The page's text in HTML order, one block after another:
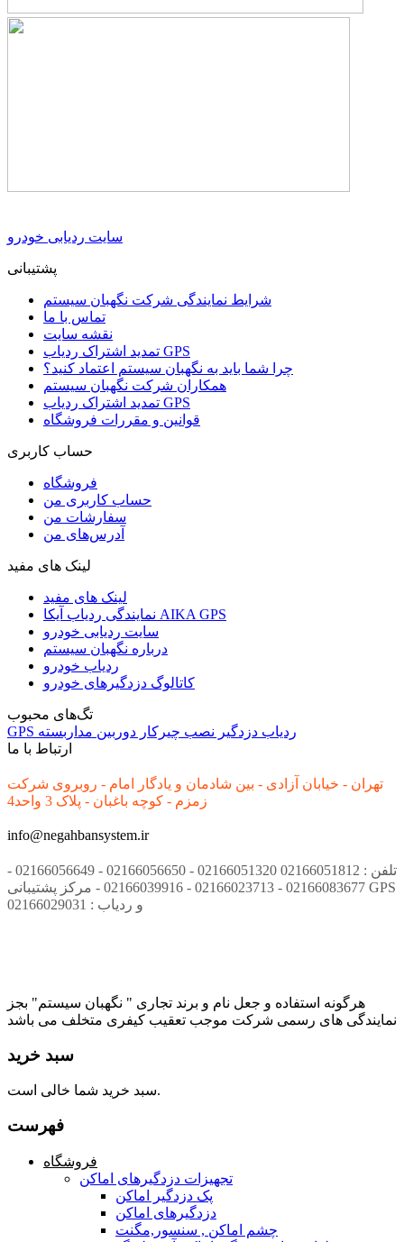
سایت ردیابی خودرو
پشتیبانی
شرایط نمایندگی شرکت نگهبان سیستم
تماس با ما
نقشه سایت
تمدید اشتراک ردیاب GPS
چرا شما باید به نگهبان سیستم اعتماد کنید؟
همکاران شرکت نگهبان سیستم
تمدید اشتراک ردیاب GPS
قوانین و مقررات فروشگاه
حساب کاربری
فروشگاه
حساب کاربری من
سفارشات من
آدرس‌های من
لینک های مفید
لینک های مفید
نمایندگی ردیاب آیکا AIKA GPS
سایت ردیابی خودرو
درباره نگهبان سیستم
ردیاب خودرو
کاتالوگ دزدگیرهای خودرو
تگ‌های محبوب
GPS
ردیاب دزدگیر نصب چیرکار دوربین مداربسته
ارتباط با ما
تهران - خیابان آزادی - بین شادمان و یادگار امام - روبروی شرکت
زمزم - کوچه باغبان - پلاک 3 واحد4
info@negahbansystem.ir
تلفن : 02166051812 02166051320 - 02166056650 - 02166056649 -
02166083677 - 02166023713 - 02166039916 - مرکز پشتیبانی GPS
و ردیاب : 02166029031
هرگونه استفاده و جعل نام و برند تجاری " نگهبان سیستم" بجز
نمایندگی های رسمی شرکت موجب تعقیب کیفری متخلف می باشد
سبد خرید
سبد خرید شما خالی است.
فهرست
فروشگاه
تجهیزات دزدگیرهای اماکن
پک دزدگیر اماکن
دزدگیرهای اماکن
چشم اماکن , سنسور,مگنت